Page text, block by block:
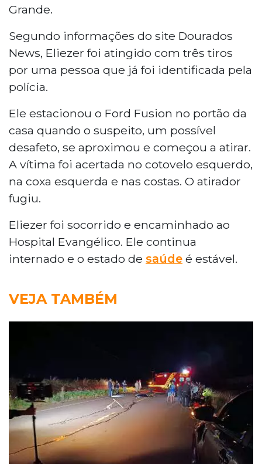
Grande.
Segundo informações do site Dourados
News, Eliezer foi atingido com três tiros
por uma pessoa que já foi identificada pela
polícia.
Ele estacionou o Ford Fusion no portão da
casa quando o suspeito, um possível
desafeto, se aproximou e começou a atirar.
A vítima foi acertada no cotovelo esquerdo,
na coxa esquerda e nas costas. O atirador
fugiu.
Eliezer foi socorrido e encaminhado ao
Hospital Evangélico. Ele continua
internado e o estado de saúde é estável.
VEJA TAMBÉM